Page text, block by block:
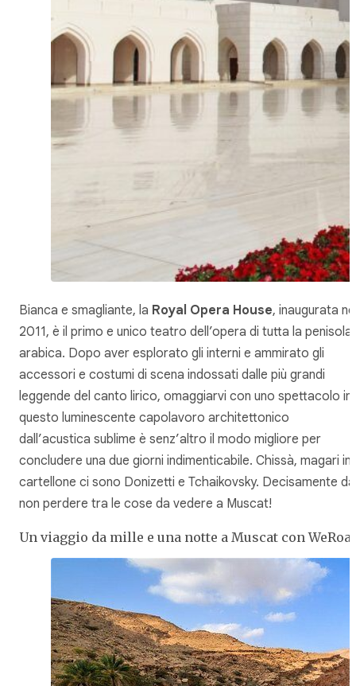
Bianca e smagliante, la Royal Opera House, inaugurata
2011, è il primo e unico teatro dell’opera di tutta la penisola
arabica. Dopo aver esplorato gli interni e ammirato gli
accessori e costumi di scena indossati dalle più grandi
leggende del canto lirico, omaggiarvi con uno spettacolo in
questo luminescente capolavoro architettonico
dall’acustica sublime è senz’altro il modo migliore per
concludere una due giorni indimenticabile. Chissà, magari in
cartellone ci sono Donizetti e Tchaikovsky. Decisamente da
non perdere tra le cose da vedere a Muscat!
Un viaggio da mille e una notte a Muscat con